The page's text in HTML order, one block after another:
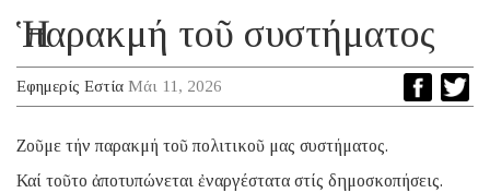
Ἡ παρακμή τοῦ συστήματος
Εφημερίς Εστία Μάι 11, 2026
Ζοῦμε τήν παρακμή τοῦ πολιτικοῦ μας συστήματος.
Καί τοῦτο ἀποτυπώνεται ἐναργέστατα στίς δημοσκοπήσεις.